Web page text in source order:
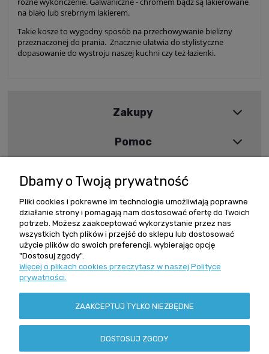
na biało lub srebrnym lakierem.
Takie kosze to wygodny sposób na przechowywanie bielizny
przeznaczonej do prania. Znacznie ułatwia do stylistyczne
dopasowanie do wystroju naszej kuchni czy też łazienki.
Zakupy
Pomoc
Informacje
Szybki kontakt
Zamówienia +48 602 279 234
ul. Grochowska 162/164
04-329 Warszawa
NIP: 113-00-63-979
Dbamy o Twoją prywatność
Pliki cookies i pokrewne im technologie umożliwiają poprawne
działanie strony i pomagają nam dostosować ofertę do Twoich
potrzeb. Możesz zaakceptować wykorzystanie przez nas
wszystkich tych plików i przejść do sklepu lub dostosować
użycie plików do swoich preferencji, wybierając opcję
"Dostosuj zgody".
Więcej o plikach cookies przeczytasz w naszej Polityce
prywatności.
ZAAKCEPTUJ TYLKO NIEZBĘDNE
DOSTOSUJ ZGODY